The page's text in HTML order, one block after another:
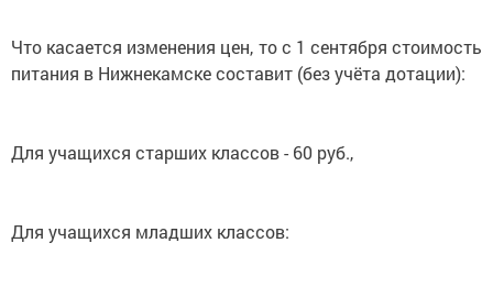
Что касается изменения цен, то с 1 сентября стоимость
питания в Нижнекамске составит (без учёта дотации):
Для учащихся старших классов - 60 руб.,
Для учащихся младших классов: